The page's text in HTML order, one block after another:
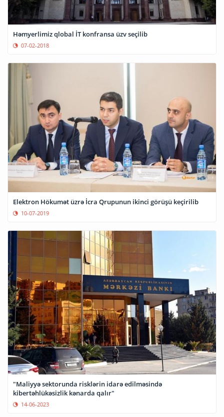
Həmyerlimiz qlobal İT konfransa üzv seçilib
07-02-2018
Elektron Hökumət üzrə İcra Qrupunun ikinci görüşü keçirilib
10-07-2019
"Maliyyə sektorunda risklərin idarə edilməsində
kibertəhlükəsizlik kənarda qalır"
14-06-2023